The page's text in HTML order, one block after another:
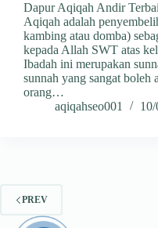
Dapur Aqiqah Andir
Aqiqah adalah
kambing atau domba)
kepada Allah SWT atas
Ibadah ini merupakan
sunnah yang sangat boleh
orang…
aqiqahseo001
PREV